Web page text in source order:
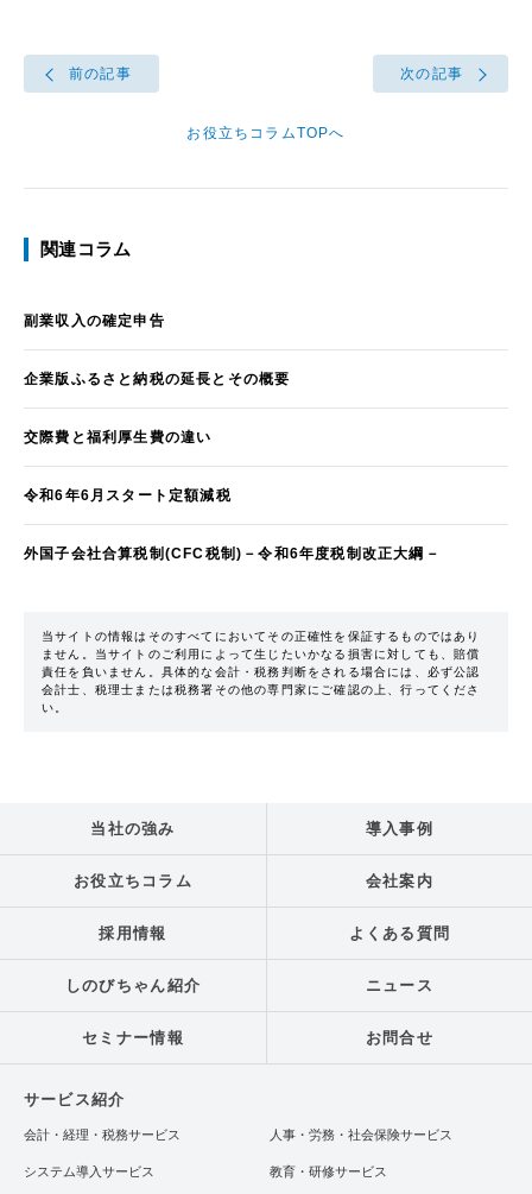
前の記事
お役立ちコラムTOPへ
次の記事
関連コラム
副業収入の確定申告
企業版ふるさと納税の延長とその概要
交際費と福利厚生費の違い
令和6年6月スタート定額減税
外国子会社合算税制(CFC税制)－令和6年度税制改正大綱－
当サイトの情報はそのすべてにおいてその正確性を保証するものではあり
ません。当サイトのご利用によって生じたいかなる損害に対しても、賠償
責任を負いません。具体的な会計・税務判断をされる場合には、必ず公認
会計士、税理士または税務署その他の専門家にご確認の上、行ってくださ
い。
当社の強み 導入事例
お役立ちコラム 会社案内
採用情報 よくある質問
しのびちゃん紹介 ニュース
セミナー情報 お問合せ
サービス紹介
会計・経理・税務サービス 人事・労務・社会保険サービス
システム導入サービス 教育・研修サービス